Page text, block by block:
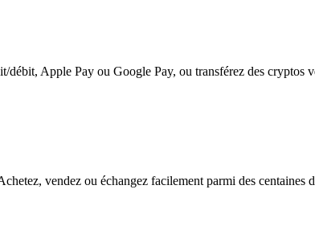
débit, Apple Pay ou Google Pay, ou transférez des cryptos
vendez ou échangez facilement parmi des centaines